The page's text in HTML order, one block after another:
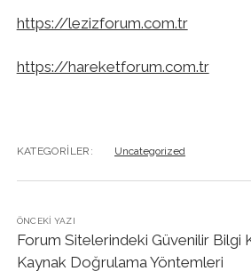
https://lezizforum.com.tr
https://hareketforum.com.tr
KATEGORILER: Uncategorized
ÖNCEKI YAZI
Forum Sitelerindeki Güvenilir Bilgi
Kaynak Doğrulama Yöntemleri